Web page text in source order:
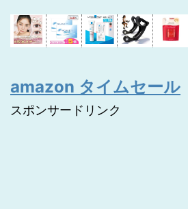
amazon タイムセール
スポンサードリンク